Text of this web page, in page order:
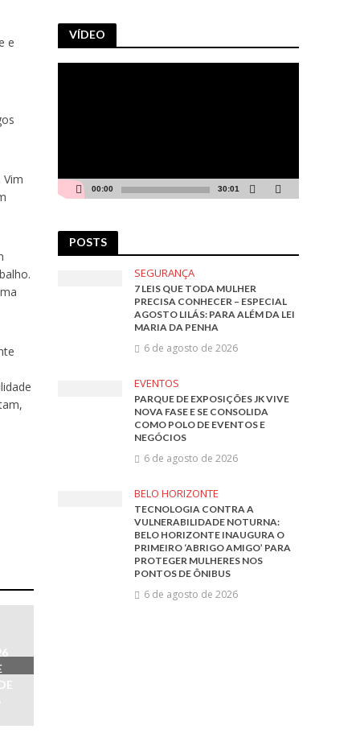
e
VÍDEO
00:00 30:01
POSTS
SEGURANÇA
7 LEIS QUE TODA MULHER
PRECISA CONHECER – ESPECIAL
AGOSTO LILÁS: PARA ALÉM DA LEI
MARIA DA PENHA
6 de agosto de 2026
EVENTOS
PARQUE DE EXPOSIÇÕES JK VIVE
NOVA FASE E SE CONSOLIDA
COMO POLO DE EVENTOS E
NEGÓCIOS
6 de agosto de 2026
BELO HORIZONTE
TECNOLOGIA CONTRA A
VULNERABILIDADE NOTURNA:
BELO HORIZONTE INAUGURA O
PRIMEIRO ‘ABRIGO AMIGO’ PARA
PROTEGER MULHERES NOS
PONTOS DE ÔNIBUS
6 de agosto de 2026